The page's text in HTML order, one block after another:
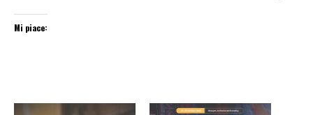
Mi piace: